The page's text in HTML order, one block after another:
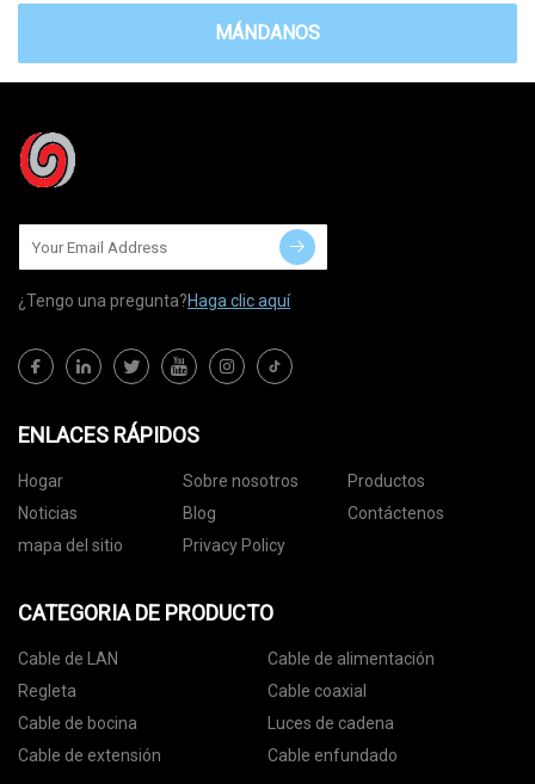
MÁNDANOS
¿Tengo una pregunta?Haga clic aquí
ENLACES RÁPIDOS
Hogar Sobre nosotros
Productos
Noticias
Blog
Contáctenos
mapa del sitio
Privacy Policy
CATEGORIA DE PRODUCTO
Cable de LAN
Cable de alimentación
Regleta
Cable coaxial
Cable de bocina
Luces de cadena
Cable de extensión
Cable enfundado